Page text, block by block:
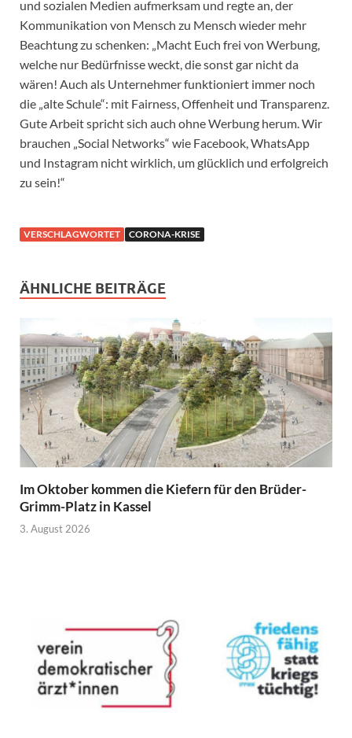
und sozialen Medien aufmerksam und regte an, der
Kommunikation von Mensch zu Mensch wieder mehr
Beachtung zu schenken: „Macht Euch frei von Werbung,
welche nur Bedürfnisse weckt, die sonst gar nicht da
wären! Auch als Unternehmer funktioniert immer noch
die „alte Schule“: mit Fairness, Offenheit und Transparenz.
Gute Arbeit spricht sich auch ohne Werbung herum. Wir
brauchen „Social Networks“ wie Facebook, WhatsApp
und Instagram nicht wirklich, um glücklich und erfolgreich
zu sein!“
VERSCHLAGWORTET CORONA-KRISE
ÄHNLICHE BEITRÄGE
Im Oktober kommen die Kiefern für den Brüder-
Grimm-Platz in Kassel
3. August 2026